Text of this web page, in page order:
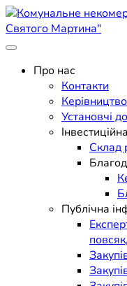
Skip
to
content
Святого
Поліклініка Мукачево
Про нас
Контакти
Керівництво
Установчі
Склад
Публічна